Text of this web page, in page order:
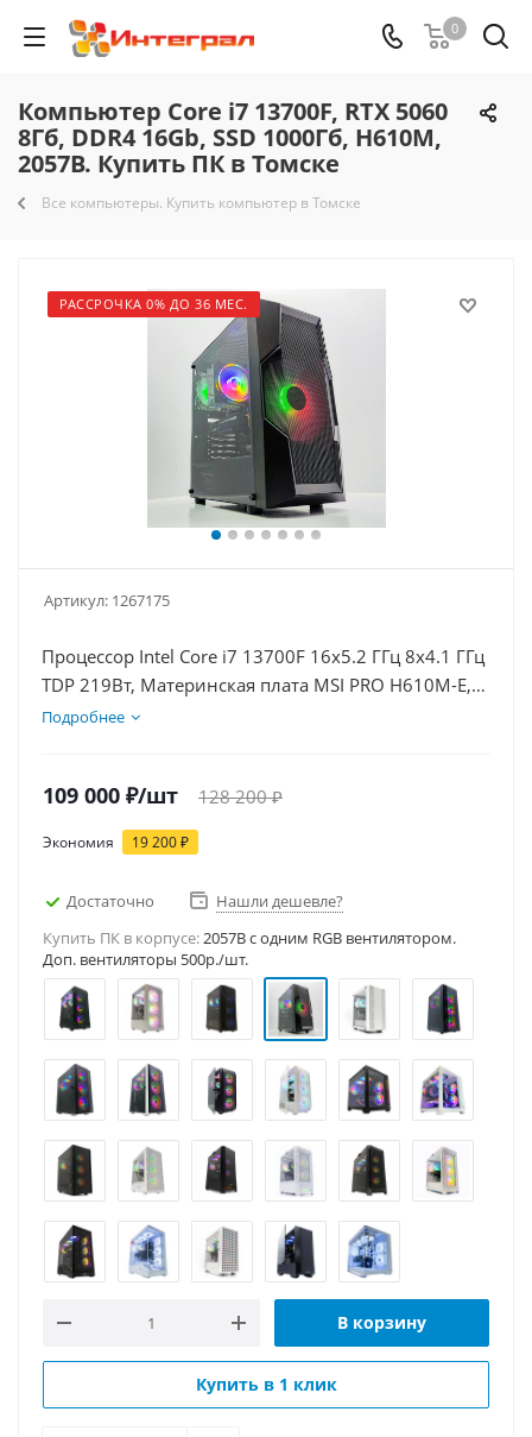
0
Компьютер Core i7 13700F, RTX 5060
8Гб, DDR4 16Gb, SSD 1000Гб, H610M,
2057B. Купить ПК в Томске
Все компьютеры. Купить компьютер в Томске
РАССРОЧКА 0% ДО 36 МЕС.
Артикул: 1267175
Процессор Intel Core i7 13700F 16x5.2 ГГц 8x4.1 ГГц
TDP 219Вт, Материнская плата MSI PRO H610M-E,
Видеокарта RTX 5060 8Гб, Память DDR4 16Gb,
Подробнее
109 000 ₽/шт 128 200₽
Экономия 19 200₽
Достаточно
Нашли дешевле?
Купить ПК в корпусе:2057B c одним RGB вентилятором.
Доп. вентиляторы 500р./шт.
В корзину
Купить в 1 клик